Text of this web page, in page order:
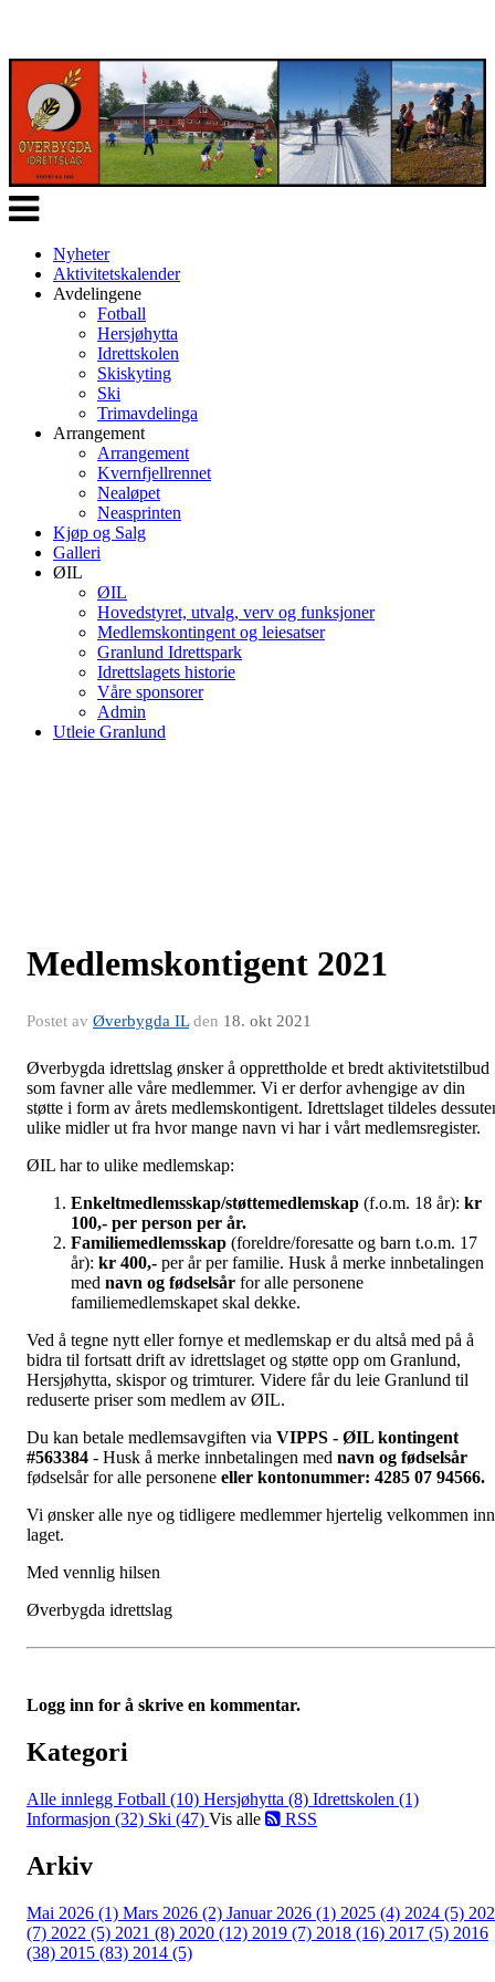
Veksle
navigasjon
Nyheter
Aktivitetskalender
Avdelingene
Fotball
Hersjøhytta
Idrettskolen
Skiskyting
Ski
Trimavdelinga
Arrangement
Arrangement
Kvernfjellrennet
Nealøpet
Neasprinten
Kjøp og Salg
Galleri
ØIL
ØIL
Hovedstyret, utvalg, verv og funksjoner
Medlemskontingent og leiesatser
Granlund Idrettspark
Idrettslagets historie
Våre sponsorer
Admin
Utleie Granlund
Medlemskontigent 2021
Postet av Øverbygda ILden 18. okt 2021
Øverbygda idrettslag ønsker å opprettholde et bredt aktivitetstilbud
som favner alle våre medlemmer. Vi er derfor avhengige av din
støtte i form av årets medlemskontigent. Idrettslaget tildeles
ulike midler ut fra hvor mange navn vi har i vårt medlemsregister.
ØIL har to ulike medlemskap:
Enkeltmedlemsskap/støttemedlemskap (f.o.m. 18 år): kr
100,- per person per år.
Familiemedlemsskap (foreldre/foresatte og barn t.o.m. 17
år): kr 400,- per år per familie. Husk å merke innbetalingen
med navn og fødselsår for alle personene
familiemedlemskapet skal dekke.
Ved å tegne nytt eller fornye et medlemskap er du altså med på å
bidra til fortsatt drift av idrettslaget og støtte opp om Granlund,
Hersjøhytta, skispor og trimturer. Videre får du leie Granlund til
reduserte priser som medlem av ØIL.
Du kan betale medlemsavgiften via VIPPS - ØIL kontingent
#563384 - Husk å merke innbetalingen med navn og fødselsår
fødselsår for alle personene eller kontonummer: 4285 07 94566.
Vi ønsker alle nye og tidligere medlemmer hjertelig velkommen
laget.
Med vennlig hilsen
Øverbygda idrettslag
Logg inn for å skrive en kommentar.
Kategori
Alle innlegg Fotball (10) Hersjøhytta (8) Idrettskolen (1)
Informasjon (32) Ski (47) Vis alle RSS
Arkiv
Mai 2026 (1) Mars 2026 (2) Januar 2026 (1) 2025 (4) 2024 (5)
(7) 2022 (5) 2021 (8) 2020 (12) 2019 (7) 2018 (16) 2017 (5) 2016
(38) 2015 (83) 2014 (5)